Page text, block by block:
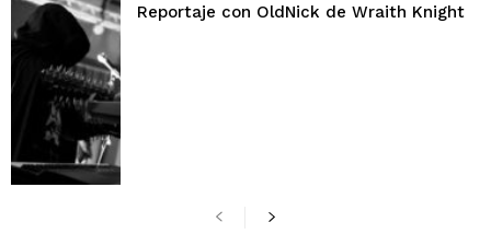
Reportaje con OldNick de Wraith Knight